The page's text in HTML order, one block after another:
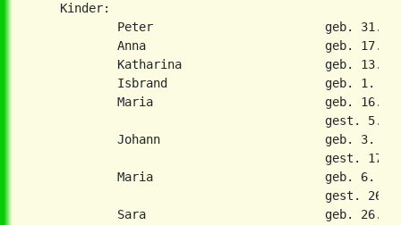
    Kinder:
Peter                        geb. 31.
Anna                         geb. 17.
Katharina                    geb. 13.
Isbrand                      geb. 1.
Maria                        geb. 16.
gest. 5.
Johann                       geb. 3.
gest. 17.
Maria                        geb. 6.
gest. 26.
Sara                         geb. 26.